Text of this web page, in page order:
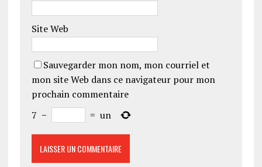
Site Web
Sauvegarder mon nom, mon courriel et
mon site Web dans ce navigateur pour mon
prochain commentaire
7 − = un